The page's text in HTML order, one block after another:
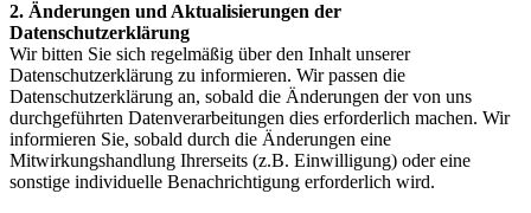
2. Änderungen und Aktualisierungen der
Datenschutzerklärung
Wir bitten Sie sich regelmäßig über den Inhalt unserer
Datenschutzerklärung zu informieren. Wir passen die
Datenschutzerklärung an, sobald die Änderungen der von uns
durchgeführten Datenverarbeitungen dies erforderlich machen. Wir
informieren Sie, sobald durch die Änderungen eine
Mitwirkungshandlung Ihrerseits (z.B. Einwilligung) oder eine
sonstige individuelle Benachrichtigung erforderlich wird.